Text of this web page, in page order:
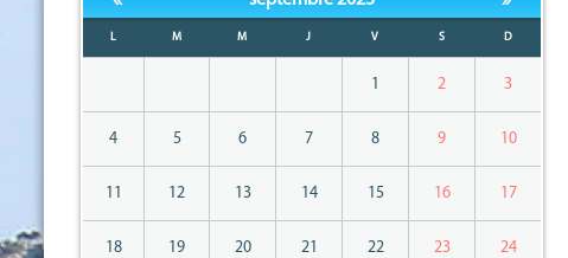
L M M J V S D
1 2 3
4 5 6 7 8 9 10
11 12 13 14 15 16 17
18 19 20 21 22 23 24